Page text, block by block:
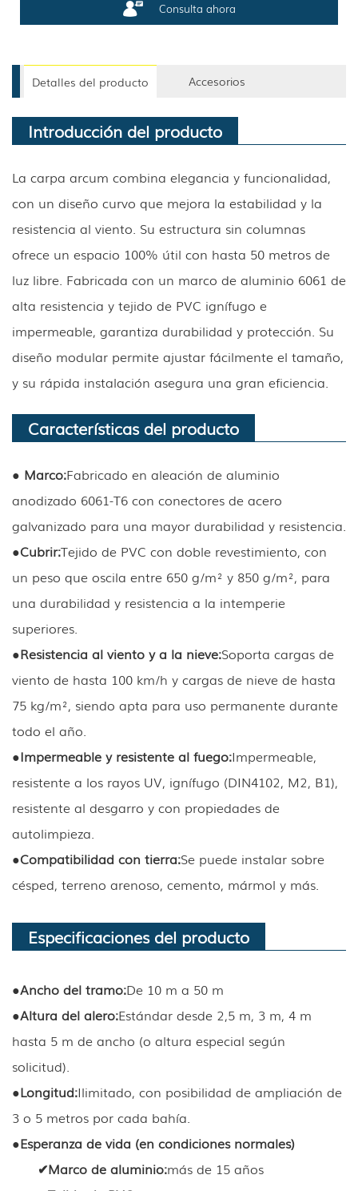
Consulta ahora
Detalles del producto Accesorios
Introducción del producto
La carpa arcum combina elegancia y funcionalidad,
con un diseño curvo que mejora la estabilidad y la
resistencia al viento. Su estructura sin columnas
ofrece un espacio 100% útil con hasta 50 metros de
luz libre. Fabricada con un marco de aluminio 6061 de
alta resistencia y tejido de PVC ignífugo e
impermeable, garantiza durabilidad y protección. Su
diseño modular permite ajustar fácilmente el tamaño,
y su rápida instalación asegura una gran eficiencia.
Características del producto
● Marco:Fabricado en aleación de aluminio
anodizado 6061-T6 con conectores de acero
galvanizado para una mayor durabilidad y resistencia.
●Cubrir:Tejido de PVC con doble revestimiento, con
un peso que oscila entre 650 g/m² y 850 g/m², para
una durabilidad y resistencia a la intemperie
superiores.
●Resistencia al viento y a la nieve:Soporta cargas de
viento de hasta 100 km/h y cargas de nieve de hasta
75 kg/m², siendo apta para uso permanente durante
todo el año.
●Impermeable y resistente al fuego:Impermeable,
resistente a los rayos UV, ignífugo (DIN4102, M2, B1),
resistente al desgarro y con propiedades de
autolimpieza.
●Compatibilidad con tierra:Se puede instalar sobre
césped, terreno arenoso, cemento, mármol y más.
Especificaciones del producto
●Ancho del tramo:De 10 m a 50 m
●Altura del alero:Estándar desde 2,5 m, 3 m, 4 m
hasta 5 m de ancho (o altura especial según
solicitud).
●Longitud:Ilimitado, con posibilidad de ampliación de
3 o 5 metros por cada bahía.
●Esperanza de vida (en condiciones normales)
✔Marco de aluminio:más de 15 años